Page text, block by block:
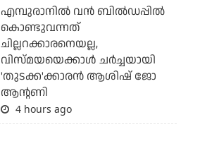
എമ്പുരാനില്‍ വന്‍ ബില്‍ഡപ്പില്‍
കൊണ്ടുവന്നത്
ചില്ലറക്കാരനെയല്ല,
വിസ്മയയെക്കാള്‍ ചര്‍ച്ചയായി
'തുടക്ക'ക്കാരന്‍ ആശിഷ് ജോ
ആന്റണി
4 hours ago